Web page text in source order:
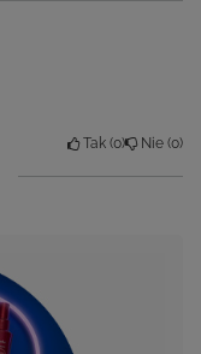
Tak 0 Nie 0